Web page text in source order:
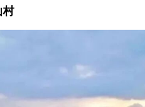
村